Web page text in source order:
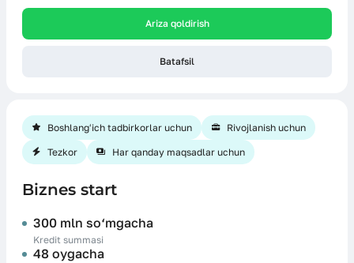
Ariza qoldirish
Batafsil
Boshlangʻich tadbirkorlar uchun Rivojlanish uchun
Tezkor Har qanday maqsadlar uchun
Biznes start
300 mln so‘mgacha
Kredit summasi
48 oygacha